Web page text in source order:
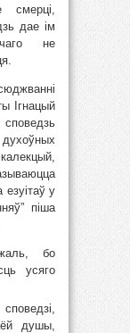
дае ім
не
Ігнацый
езуітаў у
піша
бо
усяго
душы,